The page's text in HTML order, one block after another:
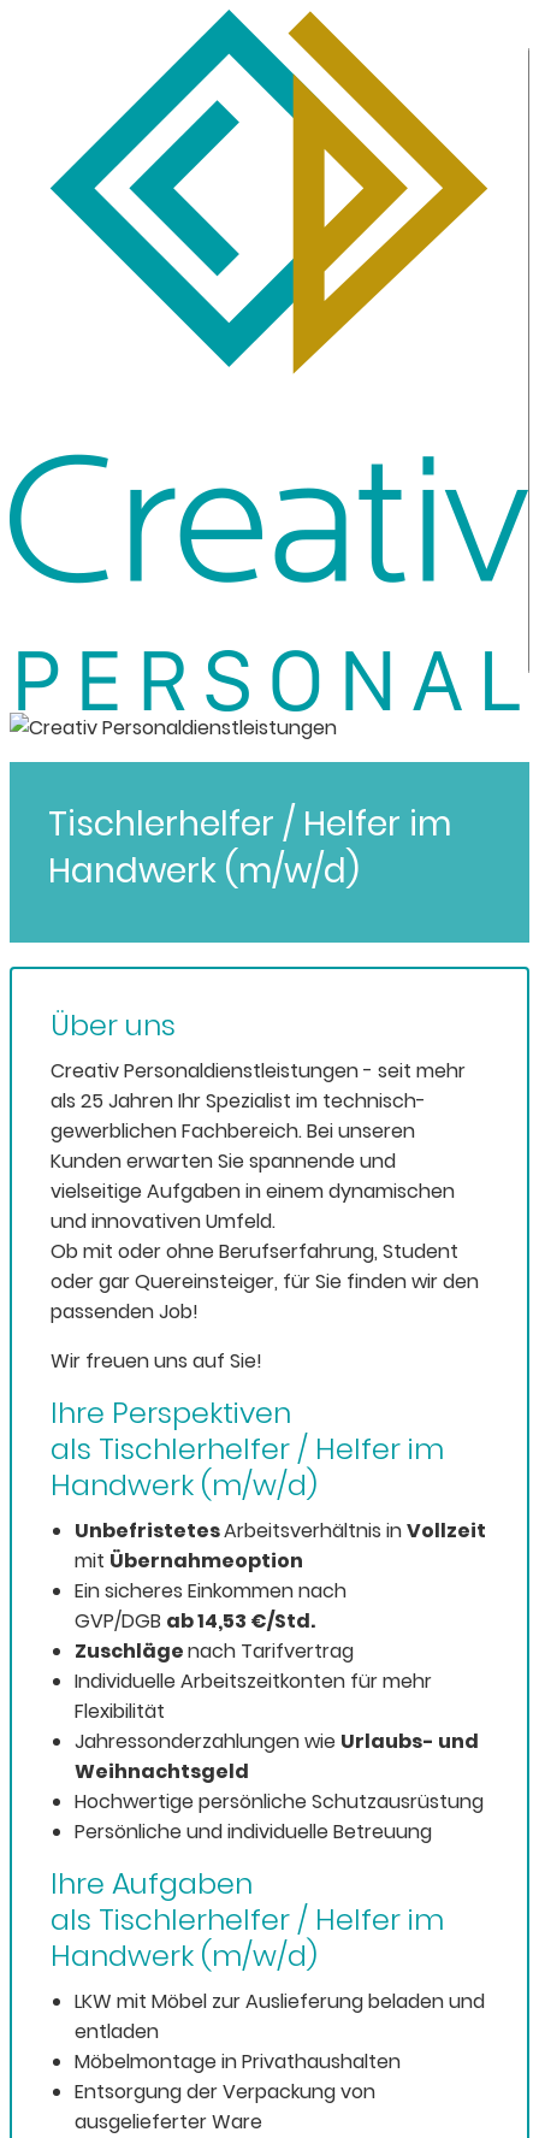
Tischlerhelfer / Helfer im
Handwerk (m/w/d)
Über uns
Creativ Personaldienstleistungen - seit mehr
als 25 Jahren Ihr Spezialist im technisch-
gewerblichen Fachbereich. Bei unseren
Kunden erwarten Sie spannende und
vielseitige Aufgaben in einem dynamischen
und innovativen Umfeld.
Ob mit oder ohne Berufserfahrung, Student
oder gar Quereinsteiger, für Sie finden wir den
passenden Job!
Wir freuen uns auf Sie!
Ihre Perspektiven
als Tischlerhelfer / Helfer im
Handwerk (m/w/d)
UnbefristetesArbeitsverhältnis inVollzeit
mit Übernahmeoption
Ein sicheres Einkommen nach
GVP/DGB ab 14,53 €/Std.
Zuschlägenach Tarifvertrag
Individuelle Arbeitszeitkonten für mehr
Flexibilität
Jahressonderzahlungen wie Urlaubs- und
Weihnachtsgeld
Hochwertige persönliche Schutzausrüstung
Persönliche und individuelle Betreuung
Ihre Aufgaben
als Tischlerhelfer / Helfer im
Handwerk (m/w/d)
LKW mit Möbel zur Auslieferung beladen und
entladen
Möbelmontage in Privathaushalten
Entsorgung der Verpackung von
ausgelieferter Ware